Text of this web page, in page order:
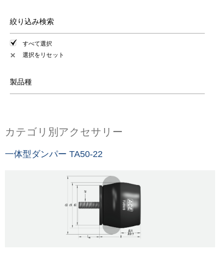
絞り込み検索
すべて選択
✕ 選択をリセット
製品種
カテゴリ別アクセサリー
一体型ダンパー TA50-22